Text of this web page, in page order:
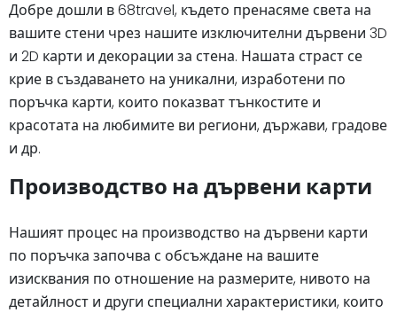
Добре дошли в 68travel, където пренасяме света на
вашите стени чрез нашите изключителни дървени 3D
и 2D карти и декорации за стена. Нашата страст се
крие в създаването на уникални, изработени по
поръчка карти, които показват тънкостите и
красотата на любимите ви региони, държави, градове
и др.
Производство на дървени карти
Нашият процес на производство на дървени карти
по поръчка започва с обсъждане на вашите
изисквания по отношение на размерите, нивото на
детайлност и други специални характеристики, които